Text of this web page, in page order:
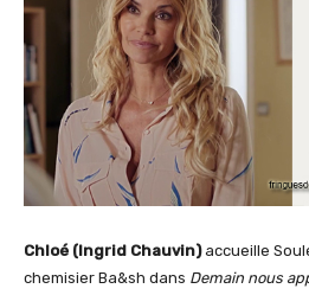
Chloé (Ingrid Chauvin)accueille
chemisier Ba&sh dans Demain nous